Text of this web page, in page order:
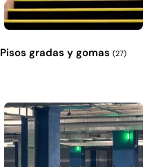
Pisos gradas y gomas (27)